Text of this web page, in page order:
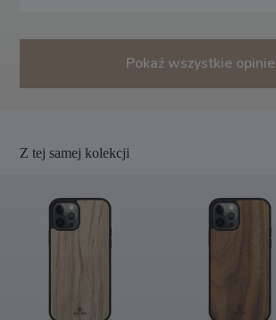
Pokaż wszystkie opinie
Z tej samej kolekcji